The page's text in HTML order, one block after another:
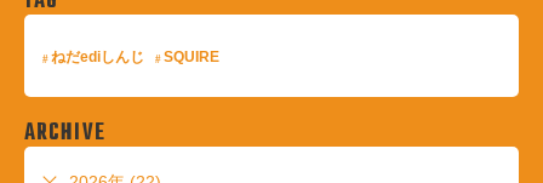
ねだediしんじ SQUIRE
ARCHIVE